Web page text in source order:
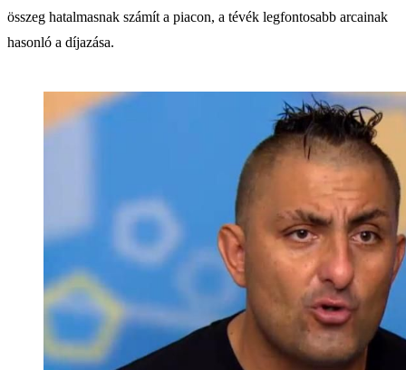
összeg hatalmasnak számít a piacon, a tévék legfontosabb arcainak
hasonló a díjazása.